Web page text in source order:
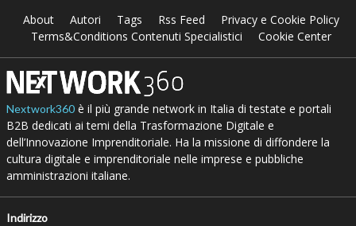
About Autori Tags Rss Feed
Privacy e Cookie Policy
Terms&Conditions Contenuti Specialistici
Cookie Center
Nextwork360è il più grande network in Italia di testate e portali
B2B dedicati ai temi della Trasformazione Digitale e
dell’Innovazione Imprenditoriale. Ha la missione di diffondere la
cultura digitale e imprenditoriale nelle imprese e pubbliche
amministrazioni italiane.
Indirizzo